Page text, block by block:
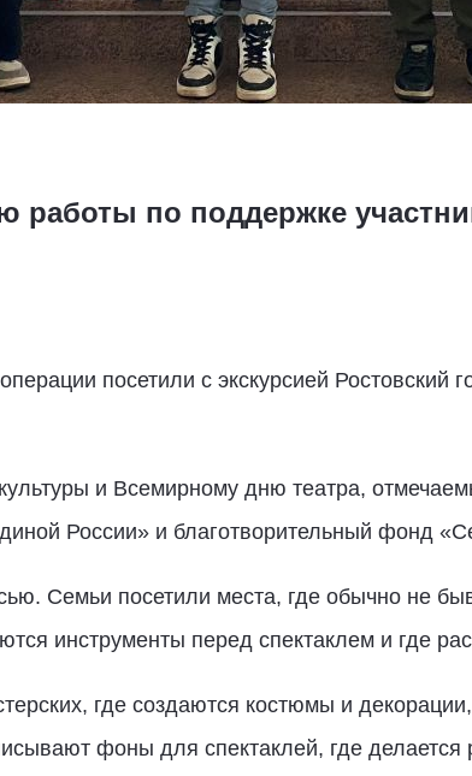
работы по поддержке
посетили с экскурсией Ростовский
и Всемирному дню театра,
России» и благотворительный фонд
Семьи посетили места, где обычно не
инструменты перед спектаклем и где
где создаются костюмы и
фоны для спектаклей, где делается